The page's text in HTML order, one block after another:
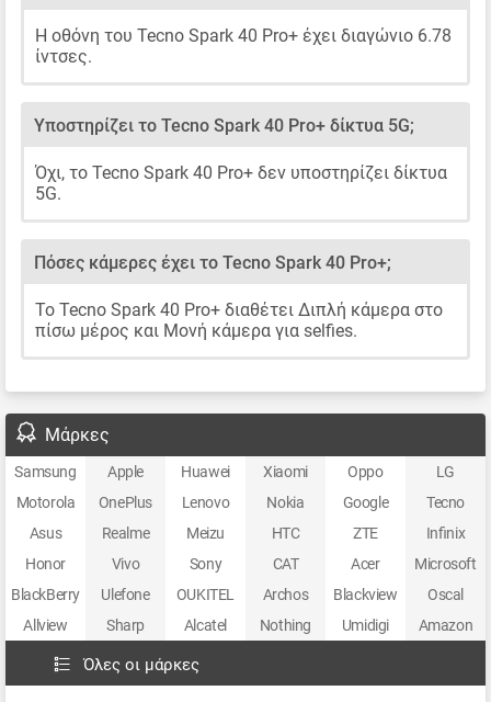
Η οθόνη του Tecno Spark 40 Pro+ έχει διαγώνιο 6.78
ίντσες.
Υποστηρίζει το Tecno Spark 40 Pro+ δίκτυα 5G;
Όχι, το Tecno Spark 40 Pro+ δεν υποστηρίζει δίκτυα
5G.
Πόσες κάμερες έχει το Tecno Spark 40 Pro+;
Το Tecno Spark 40 Pro+ διαθέτει Διπλή κάμερα στο
πίσω μέρος και Μονή κάμερα για selfies.
Μάρκες
Samsung Apple Huawei Xiaomi Oppo
LG
Motorola
OnePlus Lenovo Nokia Google
Tecno
Asus
Realme Meizu HTC ZTE
Infinix
Honor
Vivo Sony CAT Acer
Microsoft
BlackBerry
Ulefone OUKITEL Archos Blackview
Oscal
Allview
Sharp Alcatel Nothing Umidigi Amazon
Όλες οι μάρκες